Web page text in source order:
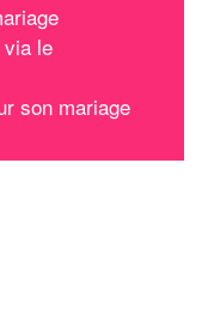
le
son mariage